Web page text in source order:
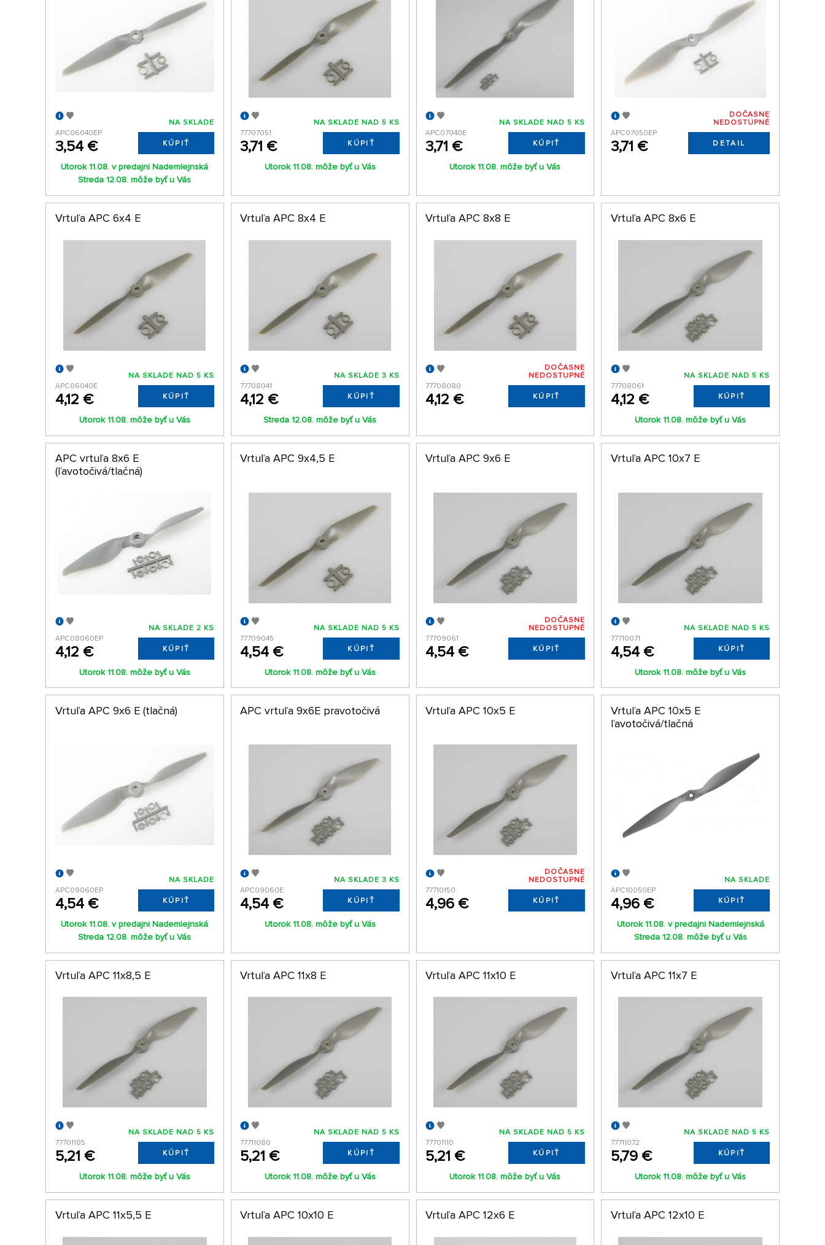
APC06040EP
3,54 €
NA SKLADE
KÚPIŤ
Utorok 11.08. v predajni Nademlejnská
Streda 12.08. môže byť u Vás
77707051
3,71 €
NA SKLADE NAD 5 KS
KÚPIŤ
Utorok 11.08. môže byť u Vás
APC07040E
3,71 €
NA SKLADE NAD 5 KS
KÚPIŤ
Utorok 11.08. môže byť u Vás
APC07050EP
3,71 €
DOČASNE
NEDOSTUPNÉ
DETAIL
Vrtuľa APC 6x4 E
APC06040E
4,12 €
NA SKLADE NAD 5 KS
KÚPIŤ
Utorok 11.08. môže byť u Vás
Vrtuľa APC 8x4 E
77708041
4,12 €
NA SKLADE 3 KS
KÚPIŤ
Streda 12.08. môže byť u Vás
Vrtuľa APC 8x8 E
77708080
4,12 €
DOČASNE
NEDOSTUPNÉ
KÚPIŤ
Vrtuľa APC 8x6 E
77708061
4,12 €
NA SKLADE NAD 5 KS
KÚPIŤ
Utorok 11.08. môže byť u Vás
APC vrtuľa 8x6 E
(ľavotočivá/tlačná)
APC08060EP
4,12 €
NA SKLADE 2 KS
KÚPIŤ
Utorok 11.08. môže byť u Vás
Vrtuľa APC 9x4,5 E
77709045
4,54 €
NA SKLADE NAD 5 KS
KÚPIŤ
Utorok 11.08. môže byť u Vás
Vrtuľa APC 9x6 E
77709061
4,54 €
DOČASNE
NEDOSTUPNÉ
KÚPIŤ
Vrtuľa APC 10x7 E
77710071
4,54 €
NA SKLADE NAD 5 KS
KÚPIŤ
Utorok 11.08. môže byť u Vás
Vrtuľa APC 9x6 E (tlačná)
APC09060EP
4,54 €
NA SKLADE
KÚPIŤ
Utorok 11.08. v predajni Nademlejnská
Streda 12.08. môže byť u Vás
APC vrtuľa 9x6E pravotočivá
APC09060E
4,54 €
NA SKLADE 3 KS
KÚPIŤ
Utorok 11.08. môže byť u Vás
Vrtuľa APC 10x5 E
77710150
4,96 €
DOČASNE
NEDOSTUPNÉ
KÚPIŤ
Vrtuľa APC 10x5 E
ľavotočivá/tlačná
APC10050EP
4,96 €
NA SKLADE
KÚPIŤ
Utorok 11.08. v predajni Nademlejnská
Streda 12.08. môže byť u Vás
Vrtuľa APC 11x8,5 E
77701185
5,21 €
NA SKLADE NAD 5 KS
KÚPIŤ
Utorok 11.08. môže byť u Vás
Vrtuľa APC 11x8 E
77711080
5,21 €
NA SKLADE NAD 5 KS
KÚPIŤ
Utorok 11.08. môže byť u Vás
Vrtuľa APC 11x10 E
77701110
5,21 €
NA SKLADE NAD 5 KS
KÚPIŤ
Utorok 11.08. môže byť u Vás
Vrtuľa APC 11x7 E
77711072
5,79 €
NA SKLADE NAD 5 KS
KÚPIŤ
Utorok 11.08. môže byť u Vás
Vrtuľa APC 11x5,5 E Vrtuľa APC 10x10 E Vrtuľa APC 12x6 E Vrtuľa APC 12x10 E